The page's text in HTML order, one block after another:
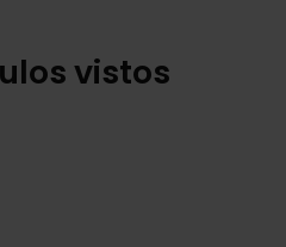
vistos